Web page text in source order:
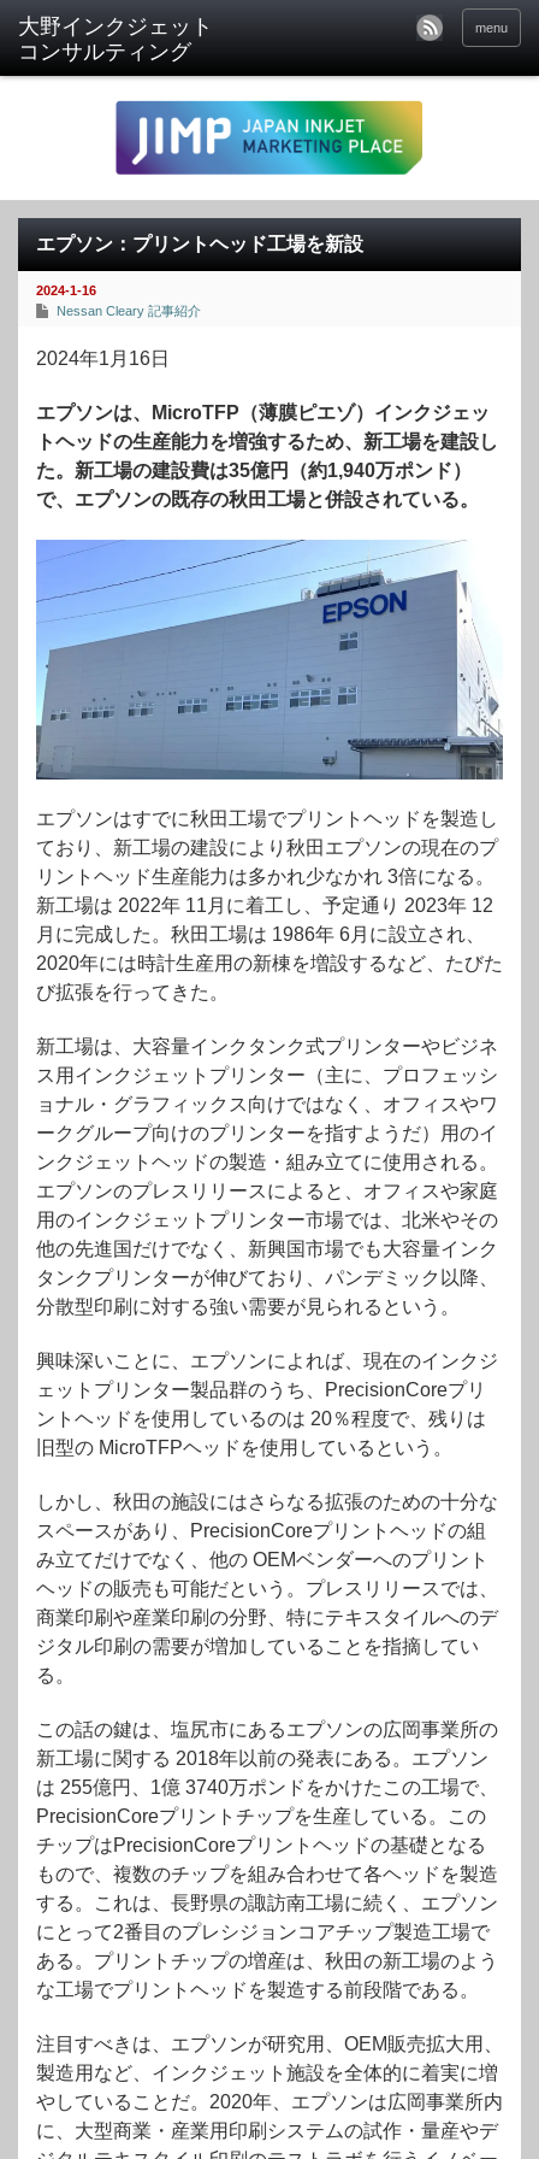
menu
エプソン：プリントヘッド工場を新設
2024-1-16
Nessan Cleary 記事紹介
2024年1月16日
エプソンは、MicroTFP（薄膜ピエゾ）インクジェッ
トヘッドの生産能力を増強するため、新工場を建設し
た。新工場の建設費は35億円（約1,940万ポンド）
で、エプソンの既存の秋田工場と併設されている。
エプソンはすでに秋田工場でプリントヘッドを製造し
ており、新工場の建設により秋田エプソンの現在のプ
リントヘッド生産能力は多かれ少なかれ 3倍になる。
新工場は 2022年 11月に着工し、予定通り 2023年 12
月に完成した。秋田工場は 1986年 6月に設立され、
2020年には時計生産用の新棟を増設するなど、たびた
び拡張を行ってきた。
新工場は、大容量インクタンク式プリンターやビジネ
ス用インクジェットプリンター（主に、プロフェッシ
ョナル・グラフィックス向けではなく、オフィスやワ
ークグループ向けのプリンターを指すようだ）用のイ
ンクジェットヘッドの製造・組み立てに使用される。
エプソンのプレスリリースによると、オフィスや家庭
用のインクジェットプリンター市場では、北米やその
他の先進国だけでなく、新興国市場でも大容量インク
タンクプリンターが伸びており、パンデミック以降、
分散型印刷に対する強い需要が見られるという。
興味深いことに、エプソンによれば、現在のインクジ
ェットプリンター製品群のうち、PrecisionCoreプリ
ントヘッドを使用しているのは 20％程度で、残りは
旧型の MicroTFPヘッドを使用しているという。
しかし、秋田の施設にはさらなる拡張のための十分な
スペースがあり、PrecisionCoreプリントヘッドの組
み立てだけでなく、他の OEMベンダーへのプリント
ヘッドの販売も可能だという。プレスリリースでは、
商業印刷や産業印刷の分野、特にテキスタイルへのデ
ジタル印刷の需要が増加していることを指摘してい
る。
この話の鍵は、塩尻市にあるエプソンの広岡事業所の
新工場に関する 2018年以前の発表にある。エプソン
は 255億円、1億 3740万ポンドをかけたこの工場で、
PrecisionCoreプリントチップを生産している。この
チップはPrecisionCoreプリントヘッドの基礎となる
もので、複数のチップを組み合わせて各ヘッドを製造
する。これは、長野県の諏訪南工場に続く、エプソン
にとって2番目のプレシジョンコアチップ製造工場で
ある。プリントチップの増産は、秋田の新工場のよう
な工場でプリントヘッドを製造する前段階である。
注目すべきは、エプソンが研究用、OEM販売拡大用、
製造用など、インクジェット施設を全体的に着実に増
やしていることだ。2020年、エプソンは広岡事業所内
に、大型商業・産業用印刷システムの試作・量産やデ